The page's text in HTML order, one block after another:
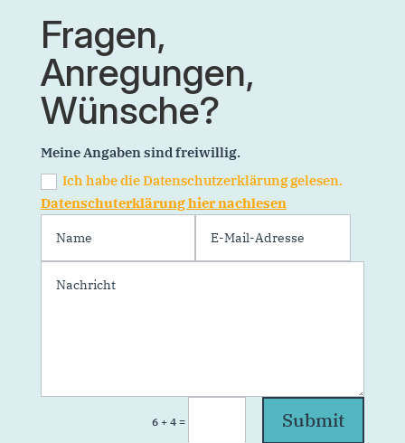
Fragen,
Anregungen,
Wünsche?
Meine Angaben sind freiwillig.
Ich habe die Datenschutzerklärung gelesen.
Datenschuterklärung hier nachlesen
6 + 4 = Submit